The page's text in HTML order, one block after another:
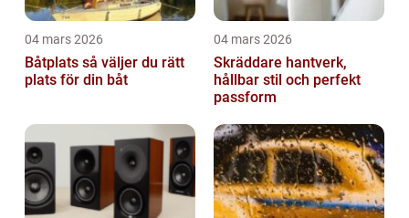
04 mars 2026
Båtplats så väljer du rätt
plats för din båt
04 mars 2026
Skräddare hantverk,
hållbar stil och perfekt
passform